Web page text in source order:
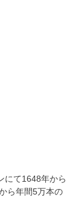
にて1648年から
ら年間5万本の